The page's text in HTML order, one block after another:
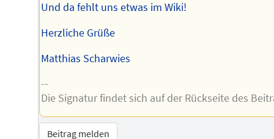
Und da fehlt uns etwas im Wiki!
Herzliche Grüße
Matthias Scharwies
--
Die Signatur findet sich auf der Rückseite des
Beitrag melden